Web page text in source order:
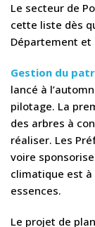
Le secteur de
cette liste dès
Département et
Gestion du
lancé à
pilotage. La
des arbres à
réaliser. Les
voire
climatique est
essences.
Le projet de